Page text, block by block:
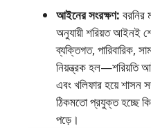
আইনের সংরক্ষণ: বরনির
অনুযায়ী শরিয়ত আইনই
ব্যক্তিগত, পারিবারিক,
নিয়ন্ত্রক হল—শরিয়তি
এবং খলিফার হয়ে শাসন
ঠিকমতাে প্রযুক্ত হচ্ছে
পড়ে।